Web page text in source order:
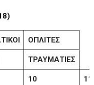
ΟΠΛΙΤΕΣ
ΤΡΑΥΜΑΤΙΕΣ
10